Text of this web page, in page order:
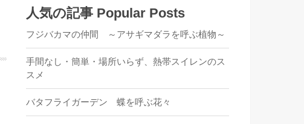
人気の記事 Popular Posts
フジバカマの仲間 ～アサギマダラを呼ぶ植物～
手間なし・簡単・場所いらず、熱帯スイレンのス
スメ
バタフライガーデン 蝶を呼ぶ花々